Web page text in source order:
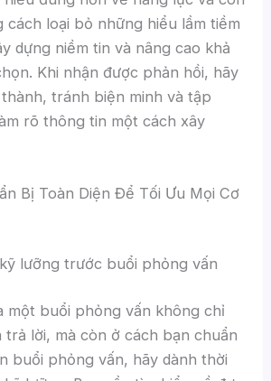
cách loại bỏ những hiểu lầm tiềm
dựng niềm tin và nâng cao khả
Khi nhận được phản hồi, hãy
tránh biện minh và tập
rõ thông tin một cách xây
Bị Toàn Diện Để Tối Ưu Mọi Cơ
lưỡng trước buổi phỏng vấn
một buổi phỏng vấn không chỉ
trả lời, mà còn ở cách bạn chuẩn
buổi phỏng vấn, hãy dành thời